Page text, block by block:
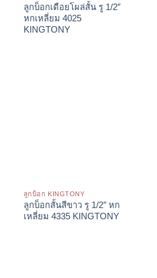
ลูกบ็อกเดือยโผล่สั้น รู 1/2″
หกเหลี่ยม 4025
KINGTONY
ลูกบ็อก KINGTONY
ลูกบ็อกสั้นสีขาว รู 1/2″ หก
เหลี่ยม 4335 KINGTONY